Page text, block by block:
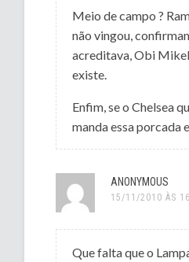
Meio de campo ?
não vingou,
acreditava, Obi
existe.
Enfim, se o Chelsea
manda essa porcada
ANONYMOUS
15/11/2010 ÀS
Que falta que o